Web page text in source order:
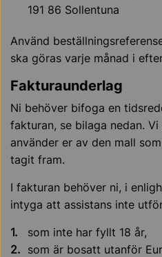
191 86 Sollentuna
Använd
ska göras varje månad i
Fakturaunderlag
Ni behöver bifoga en
fakturan, se bilaga nedan.
använder er av den mall
tagit fram.
I fakturan behöver ni, i
intyga att assistans inte
som inte har fyllt 18 år,
som är bosatt utanför